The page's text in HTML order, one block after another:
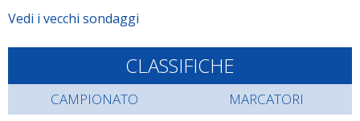
Vedi i vecchi sondaggi
CLASSIFICHE
CAMPIONATO MARCATORI